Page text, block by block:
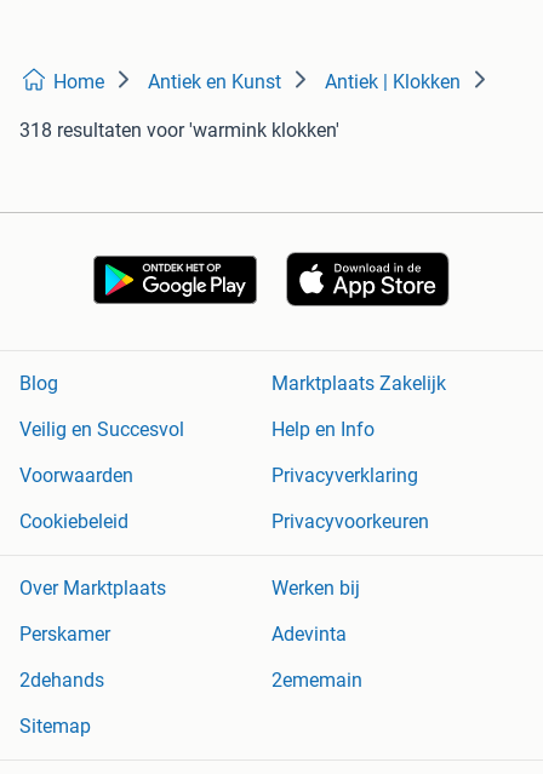
Home Antiek en Kunst Antiek | Klokken
318 resultaten voor 'warmink klokken'
Blog
Marktplaats Zakelijk
Veilig en Succesvol
Help en Info
Voorwaarden
Privacyverklaring
Cookiebeleid
Privacyvoorkeuren
Over Marktplaats
Werken bij
Perskamer
Adevinta
2dehands
2ememain
Sitemap